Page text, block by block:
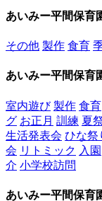
あいみー平間保育
その他 製作 食育
あいみー平間保育
室内遊び 製作 食育
グ お正月 訓練 夏
生活発表会 ひな祭
会 リトミック 入園
介 小学校訪問
あいみー平間保育